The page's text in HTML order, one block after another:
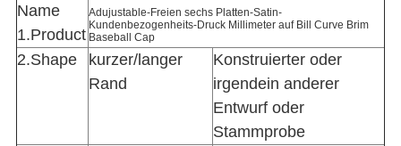
Name
1.Product
Adujustable-Freien sechs Platten-Satin-
Kundenbezogenheits-Druck Millimeter auf Bill Curve Brim
Baseball Cap
2.Shape
kurzer/langer
Rand
Konstruierter oder
irgendein anderer
Entwurf oder
Stammprobe